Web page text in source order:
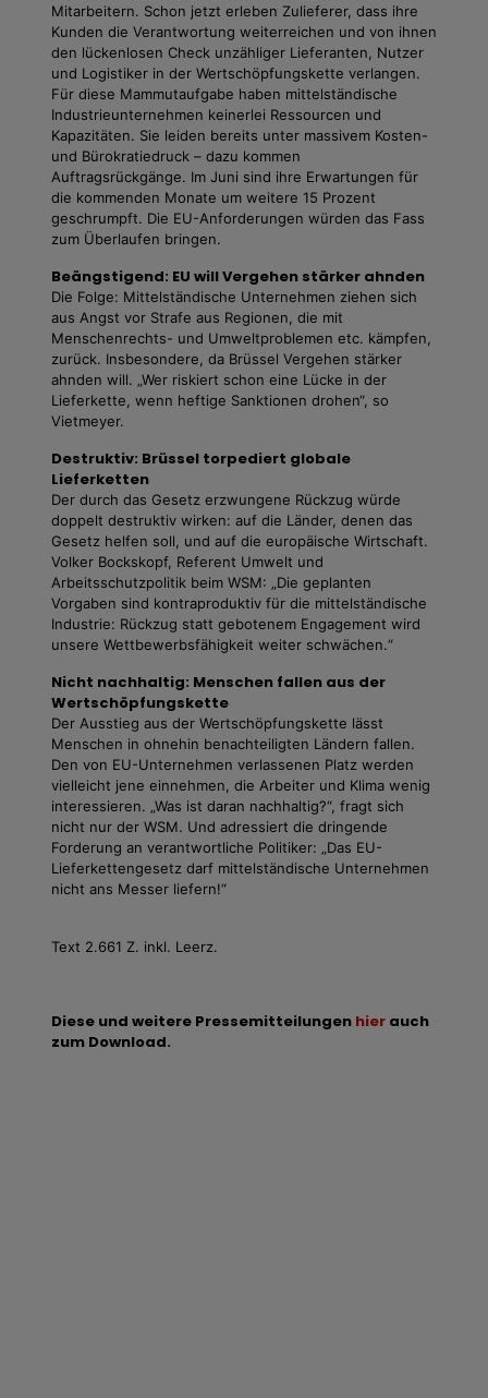
Mitarbeitern. Schon jetzt erleben Zulieferer, dass ihre
Kunden die Verantwortung weiterreichen und von ihnen
den lückenlosen Check unzähliger Lieferanten, Nutzer
und Logistiker in der Wertschöpfungskette verlangen.
Für diese Mammutaufgabe haben mittelständische
Industrieunternehmen keinerlei Ressourcen und
Kapazitäten. Sie leiden bereits unter massivem Kosten-
und Bürokratiedruck – dazu kommen
Auftragsrückgänge. Im Juni sind ihre Erwartungen für
die kommenden Monate um weitere 15 Prozent
geschrumpft. Die EU-Anforderungen würden das Fass
zum Überlaufen bringen.
Beängstigend: EU will Vergehen stärker ahnden
Die Folge: Mittelständische Unternehmen ziehen sich
aus Angst vor Strafe aus Regionen, die mit
Menschenrechts- und Umweltproblemen etc. kämpfen,
zurück. Insbesondere, da Brüssel Vergehen stärker
ahnden will. „Wer riskiert schon eine Lücke in der
Lieferkette, wenn heftige Sanktionen drohen“, so
Vietmeyer.
Destruktiv: Brüssel torpediert globale
Lieferketten
Der durch das Gesetz erzwungene Rückzug würde
doppelt destruktiv wirken: auf die Länder, denen das
Gesetz helfen soll, und auf die europäische Wirtschaft.
Volker Bockskopf, Referent Umwelt und
Arbeitsschutzpolitik beim WSM: „Die geplanten
Vorgaben sind kontraproduktiv für die mittelständische
Industrie: Rückzug statt gebotenem Engagement wird
unsere Wettbewerbsfähigkeit weiter schwächen.“
Nicht nachhaltig: Menschen fallen aus der
Wertschöpfungskette
Der Ausstieg aus der Wertschöpfungskette lässt
Menschen in ohnehin benachteiligten Ländern fallen.
Den von EU-Unternehmen verlassenen Platz werden
vielleicht jene einnehmen, die Arbeiter und Klima wenig
interessieren. „Was ist daran nachhaltig?“, fragt sich
nicht nur der WSM. Und adressiert die dringende
Forderung an verantwortliche Politiker: „Das EU-
Lieferkettengesetz darf mittelständische Unternehmen
nicht ans Messer liefern!“
Text 2.661 Z. inkl. Leerz.
Diese und weitere Pressemitteilungen hierauch
zum Download.